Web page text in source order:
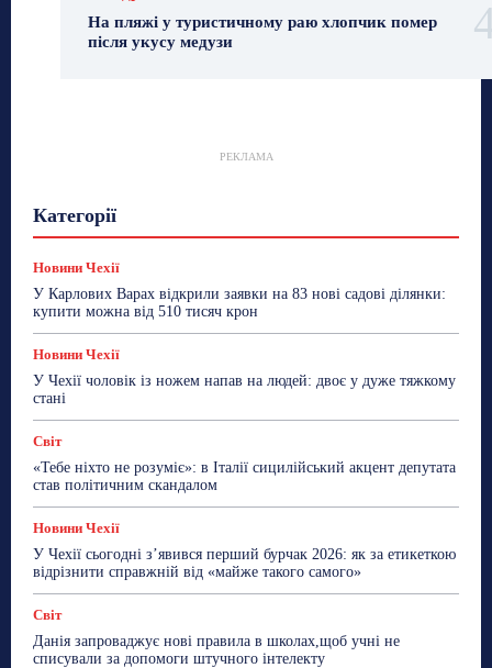
На пляжі у туристичному раю хлопчик помер
після укусу медузи
РЕКЛАМА
Категорії
Новини Чехії
Робота
Сад та город Світ
ТехноМанія
Топ-новини Фоторепортаж
Новини Чехії
У Карлових Варах відкрили заявки на 83 нові садові ділянки:
купити можна від 510 тисяч крон
Новини Чехії
У Чехії чоловік із ножем напав на людей: двоє у дуже тяжкому
стані
Світ
«Тебе ніхто не розуміє»: в Італії сицилійський акцент депутата
став політичним скандалом
Новини Чехії
У Чехії сьогодні з’явився перший бурчак 2026: як за етикеткою
відрізнити справжній від «майже такого самого»
Світ
Данія запроваджує нові правила в школах,щоб учні не
списували за допомоги штучного інтелекту